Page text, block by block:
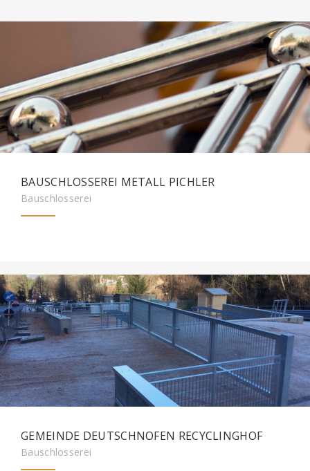
BAUSCHLOSSEREI METALL PICHLER
Bauschlosserei
GEMEINDE DEUTSCHNOFEN RECYCLINGHOF
Bauschlosserei